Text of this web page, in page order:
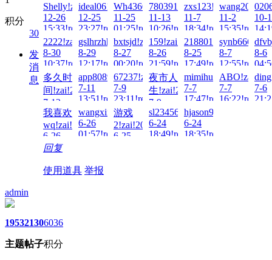
积分
30
发
消
息
Shelly!zai!2025-
12-26
15:33!read!
ideal0617!zai!2025-
12-25
23:27!read!
Wh436016367!zai!2025-
11-25
01:25!read!
78039199214!zai!2025-
11-13
10:26!read!
zxs123!zai!2025-
11-7
18:34!read!
11-2
15:35!read!
10-
2222!zai!2025-
8-30
10:37!read!
gslhrzhhhh!zai!2025-
8-29
12:17!read!
bxtsjd!zai!2025-
8-27
00:20!read!
159!zai!2025-
8-26
21:59!read!
2188015032!zai!2025-
8-25
17:49!read!
8-7
12:55!read!
8-6
多久时
间!zai!2025-
7-12
17:12!read!
app80895458!zai!2025-
7-11
13:51!read!
67237!zai!2025-
7-9
23:11!read!
夜市人
生!zai!2025-
7-9
00:02!read!
7-7
17:47!read!
7-7
16:22!read!
7-6
我喜欢
wq!zai!2025-
6-26
05:53!read!
wangxingping!zai!2025-
6-26
01:57!read!
游戏
2!zai!2025-
6-25
sl23456!zai!2025-
6-24
18:49!read!
hjason9000!zai!2025-
6-24
18:35!read!
回复
使用道具 举报
admin
1953
主题
2130
帖子
6036
积分